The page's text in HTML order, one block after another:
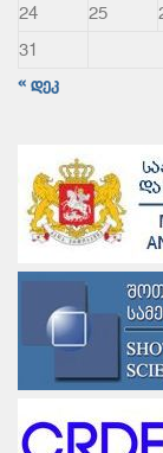
24
25
31
« დეკ